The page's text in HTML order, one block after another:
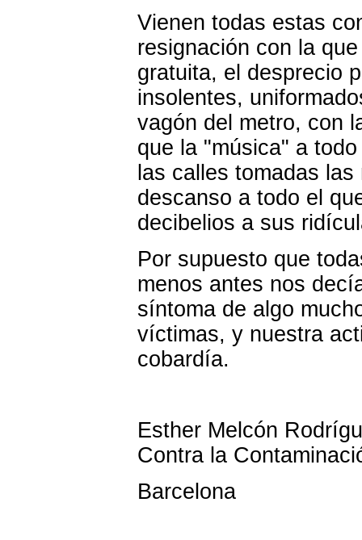
Vienen todas estas
resignación con la
gratuita, el desprecio
insolentes,
vagón del metro, con
que la "música" a
las calles tomadas
descanso a todo el
decibelios a sus
Por supuesto que
menos antes nos
síntoma de algo
víctimas, y nuestra
cobardía.
Esther Melcón
Contra la
Barcelona